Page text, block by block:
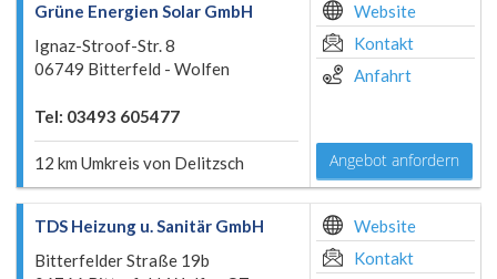
Grüne Energien Solar GmbH
Ignaz-Stroof-Str. 8
06749 Bitterfeld - Wolfen
Tel: 03493 605477
12 km Umkreis von Delitzsch
Website
Kontakt
Anfahrt
Angebot anfordern
TDS Heizung u. Sanitär GmbH
Bitterfelder Straße 19b
Website
Kontakt